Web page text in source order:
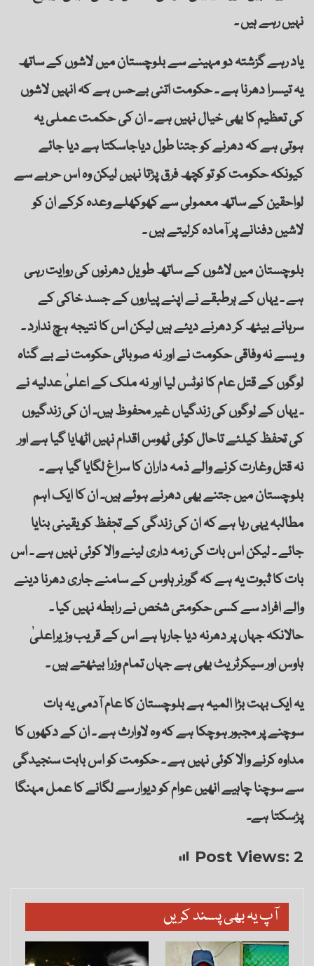
نہیں رہے ہیں ۔
یاد رہے گزشتہ دو مہینے سے بلوچستان میں لاشوں کے ساتھ
یہ تیسرا دھرنا ہے ۔ حکومت اتنی بےحس ہے کہ انہیں لاشوں
کی تعظیم کا بھی خیال نہیں ہے ۔ ان کی حکمت عملی یہ
ہوتی ہے کہ دھرنے کو جتنا طول دیاجاسکتا ہے دیا جائے
کیونکہ حکومت کو تو کچھ فرق پڑتا نہیں لیکن وہ اس حربے سے
لواحقین کے ساتھ معمولی سے کھوکھلے وعدہ کرکے ان کو
لاشیں دفنانے پر آمادہ کرلیتے ہیں ۔
بلوچستان میں لاشوں کے ساتھ طویل دھرنوں کی روایت رہی
ہے ۔ یہاں کے ہرطبقے نے اپنے پیاروں کے جسد خاکی کے
سرہانے بیٹھ کر دھرنے دیئے ہیں لیکن اس کا نتیجہ ہچ ندارد ۔
ویسے نہ وفاقی حکومت نے اور نہ صوبائی حکومت نے بے گناہ
لوگوں کے قتل عام کا نوٹس لیا اور نہ ملک کے اعلیٰ عدلیہ نے
۔ یہاں کے لوگوں کی زندگیاں غیر محفوظ ہیں۔ ان کی زندگیوں
کی تحفظ کیلئے تاحال کوئی ٹھوس اقدام نہیں اٹھایا گیا ہے اور
نہ قتل وغارت کرنے والے ذمہ داران کا سراغ لگایا گیا ہے ۔
بلوچستان میں جتنے بھی دھرنے ہوئے ہیں۔ ان کا ایک اہم
مطالبہ یہی رہا ہے کہ ان کی زندگی کے تحٖفظ کو یقینی بنایا
جائے ۔ لیکن اس بات کی زمہ داری لینے والا کوئی نہیں ہے ۔ اس
بات کا ثبوت یہ ہے کہ گورنر ہاوس کے سامنے جاری دھرنا دینے
والے افراد سے کسی حکومتی شخص نے رابطہ نہیں کیا ۔
حالانکہ جہاں پر دھرنہ دیا جارہا ہے اس کے قریب وزیراعلیٰ
ہاوس اور سیکرٹریٹ بھی ہے جہاں تمام وزرا بیٹھتے ہیں ۔
یہ ایک بہت بڑا المیہ ہے بلوچستان کا عام آدمی یہ بات
سوچنے پر مجبور ہوچکا ہے کہ وہ لاوارث ہے ۔ ان کے دکھوں کا
مداوہ کرنے والا کوئی نہیں ہے ۔ حکومت کو اس بابت سنجیدگی
سے سوچنا چاہیے انھیں عوام کو دیوار سے لگانے کا عمل مہنگا
پڑسکتا ہے۔
Post Views: 2
آپ یہ بھی پسند کریں